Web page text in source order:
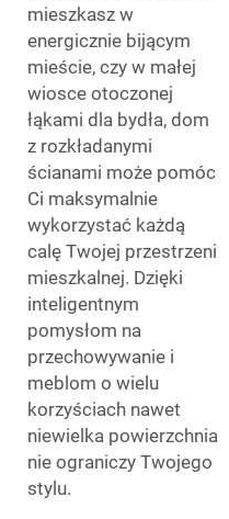
mieszkasz w
energicznie bijącym
mieście, czy w małej
wiosce otoczonej
łąkami dla bydła, dom
z rozkładanymi
ścianami może pomóc
Ci maksymalnie
wykorzystać każdą
calę Twojej przestrzeni
mieszkalnej. Dzięki
inteligentnym
pomysłom na
przechowywanie i
meblom o wielu
korzyściach nawet
niewielka powierzchnia
nie ograniczy Twojego
stylu.